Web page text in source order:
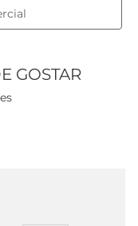
GOSTAR